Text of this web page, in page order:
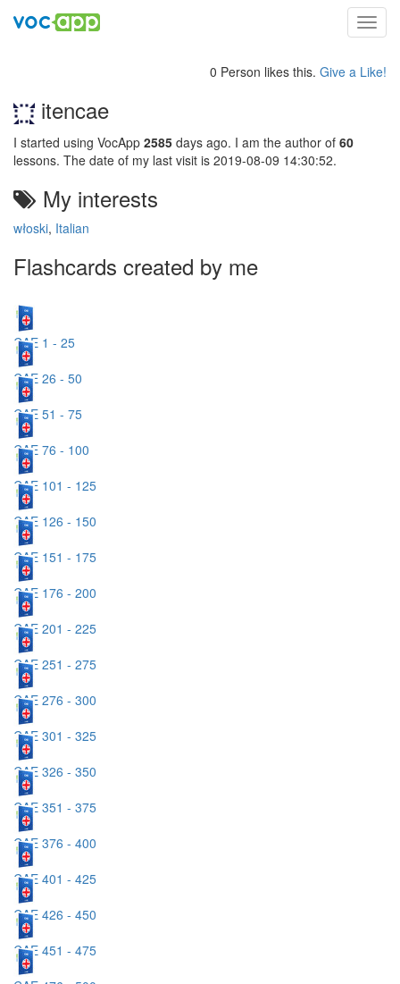
0 Person likes this. Give a Like!
itencae
I started using VocApp 2585 days ago. I am the author of 60
lessons. The date of my last visit is 2019-08-09 14:30:52.
My interests
włoski, Italian
Flashcards created by me
CAE 1 - 25
CAE 26 - 50
CAE 51 - 75
CAE 76 - 100
CAE 101 - 125
CAE 126 - 150
CAE 151 - 175
CAE 176 - 200
CAE 201 - 225
CAE 251 - 275
CAE 276 - 300
CAE 301 - 325
CAE 326 - 350
CAE 351 - 375
CAE 376 - 400
CAE 401 - 425
CAE 426 - 450
CAE 451 - 475